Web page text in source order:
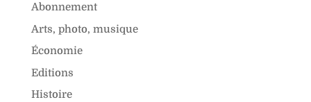
Abonnement
Arts, photo, musique
Économie
Editions
Histoire